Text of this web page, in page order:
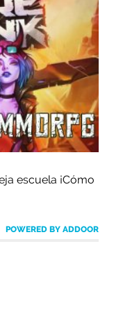
escuela ¡Cómo
POWERED BY ADDOOR